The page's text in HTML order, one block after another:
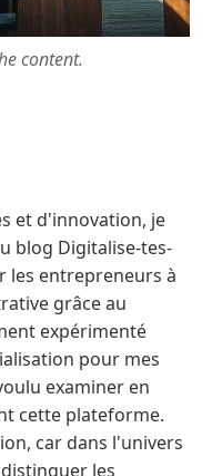
content.
et d'innovation, je
blog Digitalise-tes-
les entrepreneurs à
grâce au
expérimenté
pour mes
examiner en
cette plateforme.
car dans l'univers
les